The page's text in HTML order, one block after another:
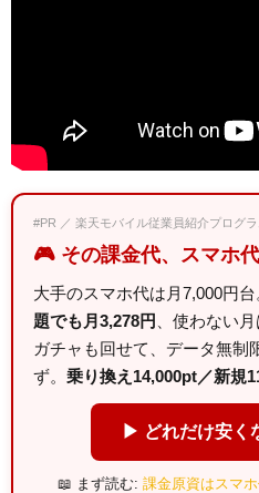
#PR ／ 楽天モバイル従業員紹介プログラ
🎮 その課金代、スマホ
大手のスマホ代は月7,000円
題でも月3,278円
、使わない
ガチャも回せて、データ無制
ず。 乗り換え14,000pt／新規
▶ どれだけ安く
📖 まず読む: 課金原資はスマ